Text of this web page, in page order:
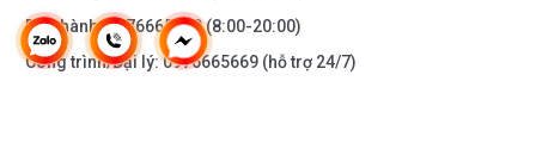
Bảo hành:0976665669(8:00-20:00)
Công trình/Đại lý:0976665669 (hỗ trợ 24/7)